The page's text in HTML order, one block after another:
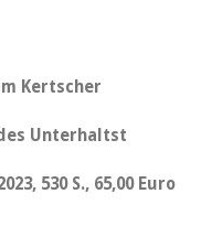
Kertscher
Unterhaltst
530 S., 65,00 Euro